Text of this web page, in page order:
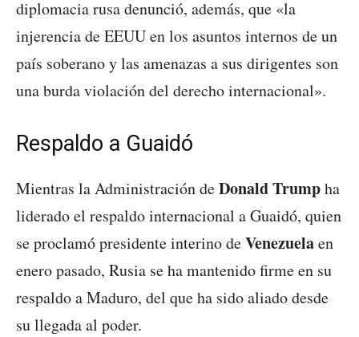
diplomacia rusa denunció, además, que «la
injerencia de EEUU en los asuntos internos de un
país soberano y las amenazas a sus dirigentes son
una burda violación del derecho internacional».
Respaldo a Guaidó
Mientras la Administración deDonald Trumpha
liderado el respaldo internacional a Guaidó, quien
se proclamó presidente interino deVenezuelaen
enero pasado, Rusia se ha mantenido firme en su
respaldo a Maduro, del que ha sido aliado desde
su llegada al poder.